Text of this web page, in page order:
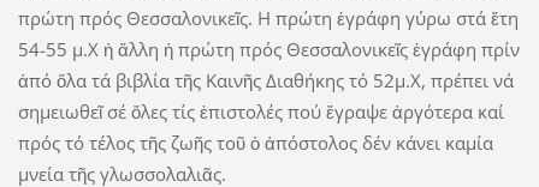
πρώτη πρός Θεσσαλονικεῖς. Η πρώτη ἐγράφη γύρω στά ἔτη
54-55 μ.Χ ἡ ἄλλη ἡ πρώτη πρός Θεσσαλονικεῖς ἐγράφη πρίν
ἀπό ὅλα τά βιβλία τῆς Καινῆς Διαθήκης τό 52μ.Χ, πρέπει νά
σημειωθεῖ σέ ὅλες τίς ἐπιστολές πού ἔγραψε ἀργότερα καί
πρός τό τέλος τῆς ζωῆς τοῦ ὁ ἀπόστολος δέν κάνει καμία
μνεία τῆς γλωσσολαλιᾶς.